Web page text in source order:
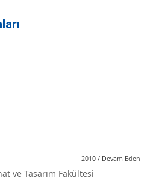
2010 / Devam Eden
ve Tasarım Fakültesi